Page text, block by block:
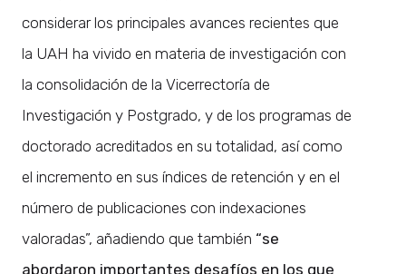
considerar los principales avances recientes que
la UAH ha vivido en materia de investigación con
la consolidación de la Vicerrectoría de
Investigación y Postgrado, y de los programas de
doctorado acreditados en su totalidad, así como
el incremento en sus índices de retención y en el
número de publicaciones con indexaciones
valoradas”, añadiendo que también “se
abordaron importantes desafíos en los que